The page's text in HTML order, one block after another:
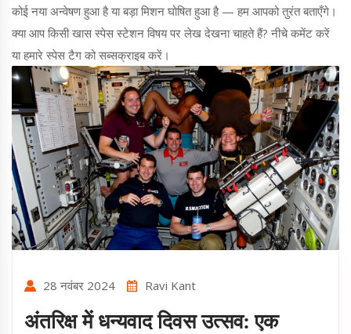
कोई नया अन्वेषण हुआ है या बड़ा मिशन घोषित हुआ है — हम आपको तुरंत बताएँगे।
क्या आप किसी खास स्पेस स्टेशन विषय पर लेख देखना चाहते हैं? नीचे कमेंट करें
या हमारे स्पेस टैग को सब्सक्राइब करें।
28 नवंबर 2024 Ravi Kant
अंतरिक्ष में धन्यवाद दिवस उत्सव: एक